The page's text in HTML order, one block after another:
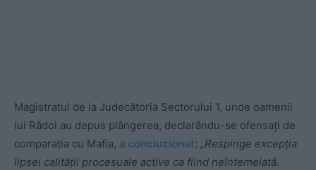
Magistratul de la Judecătoria Sectorului 1, unde oamenii
lui Rădoi au depus plângerea, declarându-se ofensați de
comparația cu Mafia, a concluzionat: „Respinge excepția
lipsei calității procesuale active ca fiind neîntemeiată.